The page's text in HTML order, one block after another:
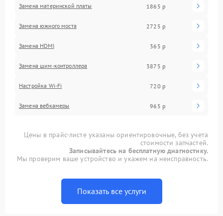
Замена материнской платы 1865 р
Замена южного моста 2725 р
Замена HDMI 365 р
Замена шим-контроллера 3875 р
Настройка Wi-Fi 720 р
Замена вебкамеры 965 р
Цены в прайс-листе указаны ориентировочные, без учета
стоимости запчастей.
Записывайтесь на бесплатную диагностику.
Мы проверим ваше устройство и укажем на неисправность.
Показать все услуги